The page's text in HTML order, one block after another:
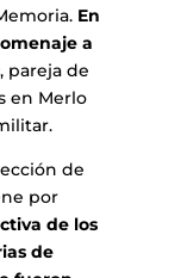
En
a
, pareja de
en Merlo
de
por
de los
de